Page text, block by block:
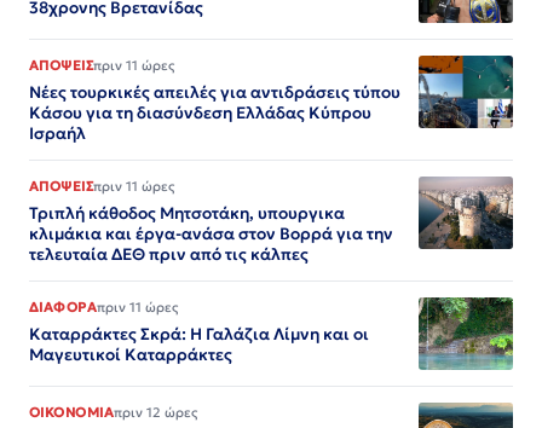
38χρονης Βρετανίδας
ΑΠΟΨΕΙΣπριν 11 ώρες
Νέες τουρκικές απειλές για αντιδράσεις τύπου
Κάσου για τη διασύνδεση Ελλάδας Κύπρου
Ισραήλ
ΑΠΟΨΕΙΣπριν 11 ώρες
Τριπλή κάθοδος Μητσοτάκη, υπουργικα
κλιμάκια και έργα-ανάσα στον Βορρά για την
τελευταία ΔΕΘ πριν από τις κάλπες
ΔΙΑΦΟΡΑπριν 11 ώρες
Καταρράκτες Σκρά: Η Γαλάζια Λίμνη και οι
Μαγευτικοί Καταρράκτες
ΟΙΚΟΝΟΜΙΑπριν 12 ώρες